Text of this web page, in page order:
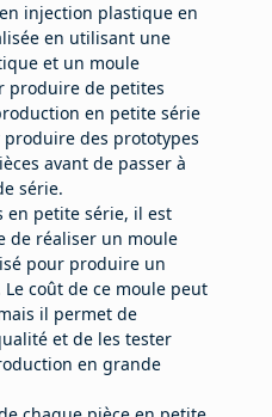
injection plastique en
en utilisant une
et un moule
produire de petites
en petite série
des prototypes
avant de passer à
série.
en petite série, il est
de réaliser un moule
pour produire un
coût de ce moule peut
il permet de
et de les tester
en grande